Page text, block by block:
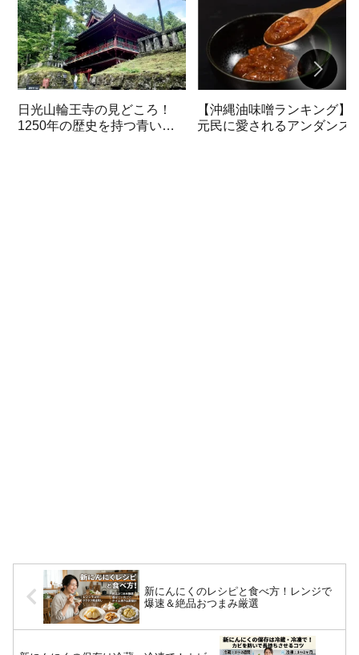
日光山輪王寺の見どころ！
1250年の歴史を持つ青い開
【沖縄油味噌ランキング】
元民に愛されるアンダンス
新にんにくのレシピと食べ方！レンジで
爆速＆絶品おつまみ厳選